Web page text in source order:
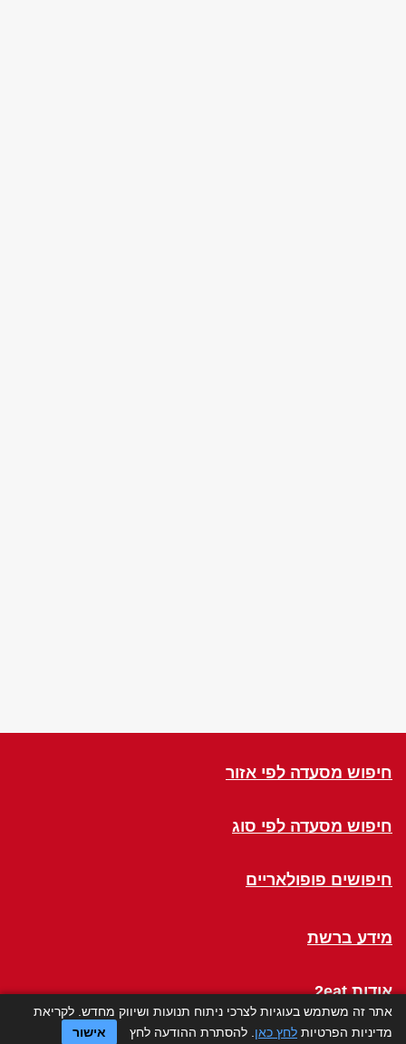
חיפוש מסעדה לפי אזור
חיפוש מסעדה לפי סוג
חיפושים פופולאריים
מידע ברשת
אודות 2eat
Click a Table
אתר זה משתמש בעוגיות לצרכי ניתוח תנועות ושיווק מחדש. לקריאת
מדיניות הפרטיות לחץ כאן . להסתרת ההודעה לחץ אישור